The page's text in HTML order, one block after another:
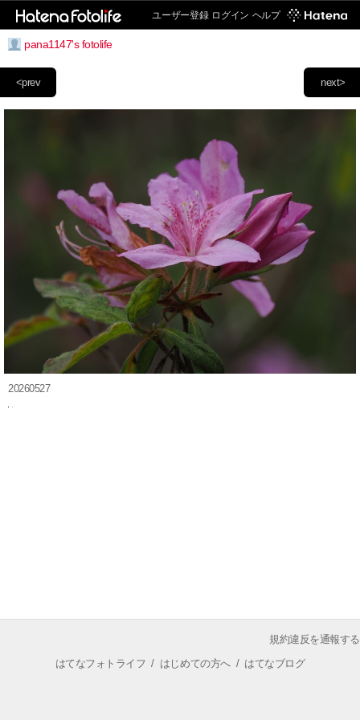
ユーザー登録 ログイン ヘルプ
pana1147's fotolife
next>
<prev
20260527
規約違反を通報する
はてなフォトライフ / はじめての方へ/ はてなブログ